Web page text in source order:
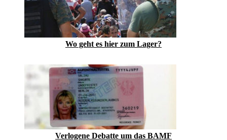
Wo geht es hier zum Lager?
Verlogene Debatte um das BAMF